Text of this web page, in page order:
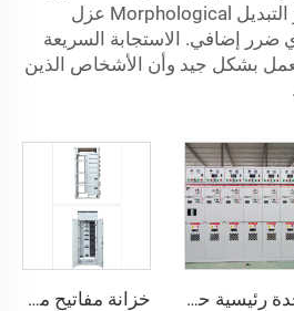
على مشكلة، يمكن لجهاز التبديل Morphological عزل
ضرر إضافي. الاستجابة السريعة
بشكل جيد وأن الأشخاص الذين
وحدة رئيسية حلقة جهاز توزيع GIS يعمل بغاز SF6 موديل SM6 خزانة مفاتيح منخفضة الجهد قابلة للسحب - GCK